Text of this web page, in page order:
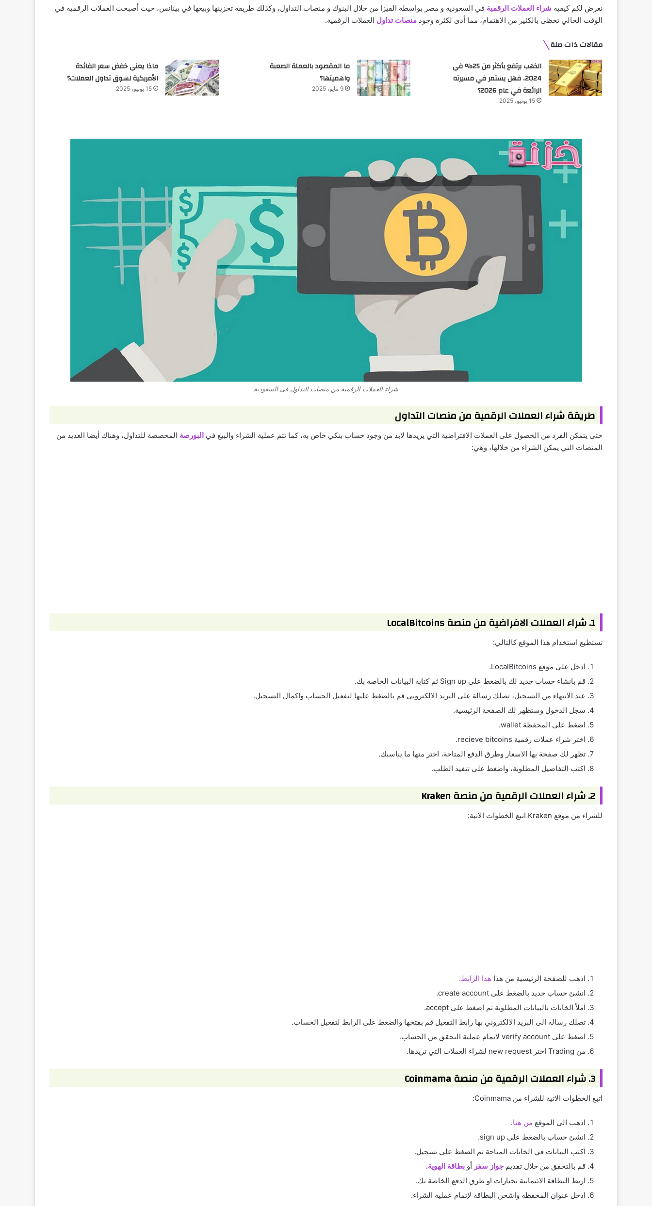
نعرض لكم كيفية شراء العملات الرقمية في السعودية و مصر بواسطة الفيزا من خلال البنوك و منصات التداول، وكذلك طريقة تخزينها وبيعها في بينانس، حيث أصبحت العملات الرقمية في
الوقت الحالي تحظى بالكثير من الاهتمام، مما أدى لكثرة وجود منصات تداول العملات الرقمية.
مقالات ذات صلة
الذهب يرتفع بأكثر من 25% في
2024، فهل يستمر في مسيرته
الرائعة في عام 2026؟
15 يونيو، 2025
ما المقصود بالعملة الصعبة
واهميتها؟
9 مايو، 2025
ماذا يعني خفض سعر الفائدة
الأمريكية لسوق تداول العملات؟
15 يونيو، 2025
شراء العملات الرقمية من منصات التداول فى السعودية
طريقة شراء العملات الرقمية من منصات التداول
حتى يتمكن الفرد من الحصول على العملات الافتراضية التي يريدها لابد من وجود حساب بنكي خاص به، كما تتم عملية الشراء والبيع في البورصة المخصصة للتداول، وهناك أيضا العديد من
المنصات التي يمكن الشراء من خلالها، وهي:
1. شراء العملات الافراضية من منصة LocalBitcoins
تستطيع استخدام هذا الموقع كالتالي:
ادخل على موقع LocalBitcoins.
قم بانشاء حساب جديد لك بالضغط على Sign up ثم كتابة البيانات الخاصة بك.
عند الانتهاء من التسجيل، تصلك رسالة على البريد الالكتروني قم بالضغط عليها لتفعيل الحساب واكمال التسجيل.
سجل الدخول وستظهر لك الصفحة الرئيسية.
اضغط على المحفظة wallet.
اختر شراء عملات رقمية recieve bitcoins.
تظهر لك صفحة بها الاسعار وطرق الدفع المتاحة، اختر منها ما يناسبك.
اكتب التفاصيل المطلوبة، واضغط على تنفيذ الطلب.
2. شراء العملات الرقمية من منصة Kraken
للشراء من موقع Kraken اتبع الخطوات الاتية:
اذهب للصفحة الرئيسية من هذا هذا الرابط.
انشئ حساب جديد بالضغط على create account.
املأ الخانات بالبيانات المطلوبة ثم اضغط على accept.
تصلك رسالة الى البريد الالكتروني بها رابط التفعيل قم بفتحها والضغط على الرابط لتفعيل الحساب.
اضغط على verify account لاتمام عملية التحقق من الحساب.
من Trading اختر new request لشراء العملات التي تريدها.
3. شراء العملات الرقمية من منصة Coinmama
اتبع الخطوات الاتية للشراء من Coinmama:
اذهب الى الموقع من هنا.
انشئ حساب بالضغط على sign up.
اكتب البيانات في الخانات المتاحة ثم الضغط على تسجيل.
قم بالتحقق من خلال تقديم جواز سفر أو بطاقة الهوية.
اربط البطاقة الائتمانية بخيارات او طرق الدفع الخاصة بك.
ادخل عنوان المحفظة واشحن البطاقة لإتمام عملية الشراء.